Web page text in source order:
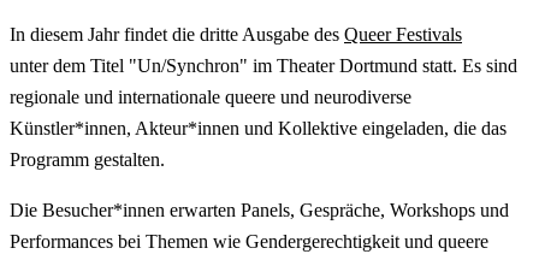
In diesem Jahr findet die dritte Ausgabe des Queer Festivals
unter dem Titel "Un/Synchron" im Theater Dortmund statt. Es sind
regionale und internationale queere und neurodiverse
Künstler*innen, Akteur*innen und Kollektive eingeladen, die das
Programm gestalten.
Die Besucher*innen erwarten Panels, Gespräche, Workshops und
Performances bei Themen wie Gendergerechtigkeit und queere